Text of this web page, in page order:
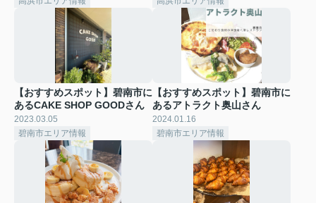
【おすすめスポット】碧南市に
あるCAKE SHOP GOODさん
2023.03.05
碧南市エリア情報
【おすすめスポット】碧南市に
あるアトラクト奥山さん
2024.01.16
碧南市エリア情報